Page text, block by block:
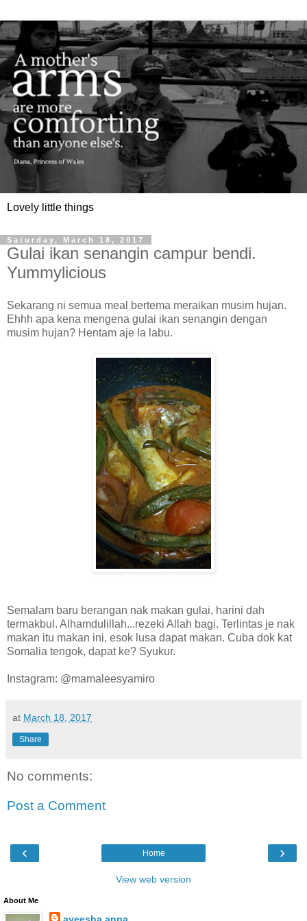
Lovely little things
Saturday, March 18, 2017
Gulai ikan senangin campur bendi.
Yummylicious
Sekarang ni semua meal bertema meraikan musim hujan.
Ehhh apa kena mengena gulai ikan senangin dengan
musim hujan? Hentam aje la labu.
Semalam baru berangan nak makan gulai, harini dah
termakbul. Alhamdulillah...rezeki Allah bagi. Terlintas je nak
makan itu makan ini, esok lusa dapat makan. Cuba dok kat
Somalia tengok, dapat ke? Syukur.
Instagram: @mamaleesyamiro
at March 18, 2017
Share
No comments:
Post a Comment
‹ ›
Home
View web version
About Me
ayeesha anna